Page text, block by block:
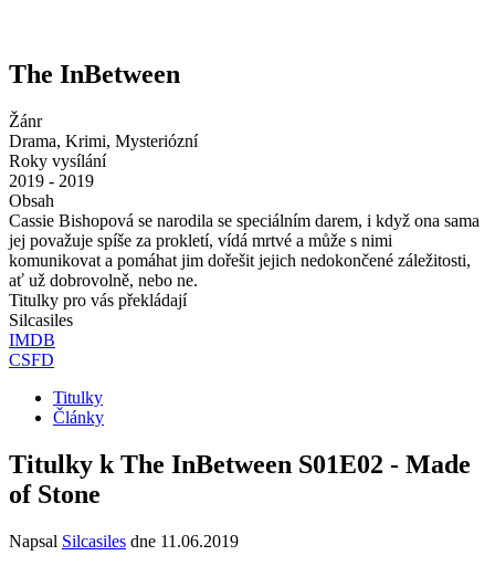
The InBetween
Žánr
Drama, Krimi, Mysteriózní
Roky vysílání
2019 - 2019
Obsah
Cassie Bishopová se narodila se speciálním darem, i když ona sama
jej považuje spíše za prokletí, vídá mrtvé a může s nimi
komunikovat a pomáhat jim dořešit jejich nedokončené záležitosti,
ať už dobrovolně, nebo ne.
Titulky pro vás překládají
Silcasiles
IMDB
CSFD
Titulky
Články
Titulky k The InBetween S01E02 - Made
of Stone
Napsal Silcasiles dne 11.06.2019